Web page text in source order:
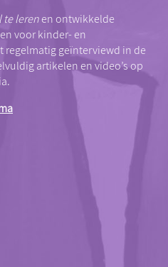
te lerenen ontwikkelde
voor kinder- en
regelmatig geïnterviewd in de
artikelen en video’s op